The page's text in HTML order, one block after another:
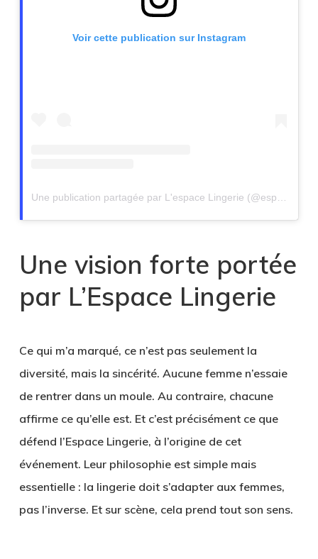
Voir cette publication sur Instagram
Une vision forte portée
par L’Espace Lingerie
Ce qui m’a marqué, ce n’est pas seulement la
diversité, mais la sincérité. Aucune femme n’essaie
de rentrer dans un moule. Au contraire, chacune
affirme ce qu’elle est. Et c’est précisément ce que
défend l’Espace Lingerie, à l’origine de cet
événement. Leur philosophie est simple mais
essentielle : la lingerie doit s’adapter aux femmes,
pas l’inverse. Et sur scène, cela prend tout son sens.